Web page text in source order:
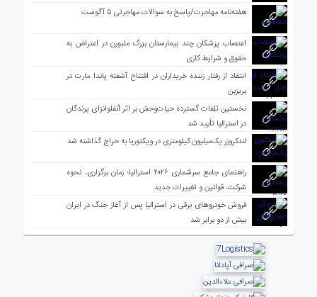
هفته‌نامه مهاجرت/پاسخ به سوالات مهاجرتی ۵ آگوست
اعتصاب پزشکان چند بیمارستان بزرگ ملبورن در اعتراض به
حقوق و شرایط کاری
انتقاد از رفتار زننده خریداران در افتتاح آشفته پاندا مارت در
بریزبن
نخستین تلفات گسترده حیات‌وحش بر اثر آنفلوانزای پرندگان
در استرالیا تأیید شد
لندکروزر یک‌میلیون کیلومتری در ویکتوریا به حراج گذاشته شد
راهنمای جامع سرشماری ۲۰۲۶ استرالیا؛ زمان برگزاری، نحوه
شرکت، قوانین و تغییرات جدید
فروش خودروهای برقی در استرالیا پس از آغاز جنگ در ایران
بیش از دو برابر شد